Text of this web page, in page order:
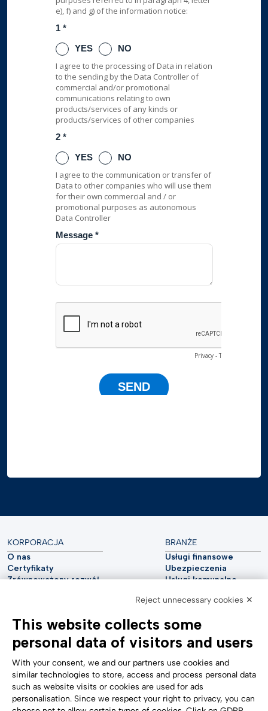
KORPORACJA
O nas
Certyfikaty
Zrównoważony rozwój
Accessibility Statement
BRANŻE
Usługi finansowe
Ubezpieczenia
Usługi komunalne
Telekomunikacja
Opieka zdrowotna
POMOC
Skontaktuj się z nami
Zgłaszanie naruszeń
Ustawienia plików cookie
Formularze
ŚLEDŹ NAS
Reject unnecessary cookies ✕
This website collects some
personal data of visitors and users
With your consent, we and our partners use cookies and
similar technologies to store, access and process personal data
such as website visits or cookies are used for ads
personalisation. Since we respect your right to privacy, you can